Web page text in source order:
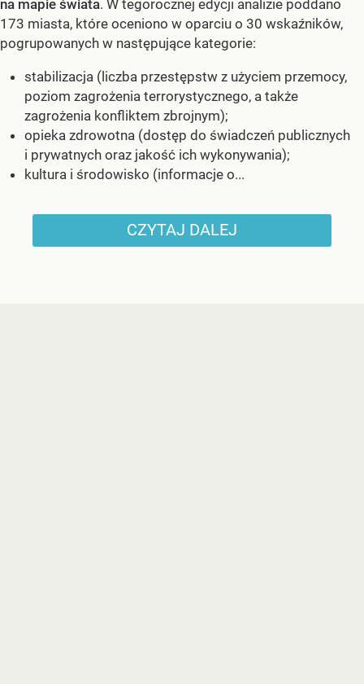
na mapie świata. W tegorocznej edycji analizie poddano
173 miasta, które oceniono w oparciu o 30 wskaźników,
pogrupowanych w następujące kategorie:
stabilizacja (liczba przestępstw z użyciem przemocy,
poziom zagrożenia terrorystycznego, a także
zagrożenia konfliktem zbrojnym);
opieka zdrowotna (dostęp do świadczeń publicznych
i prywatnych oraz jakość ich wykonywania);
kultura i środowisko (informacje o...
CZYTAJ DALEJ